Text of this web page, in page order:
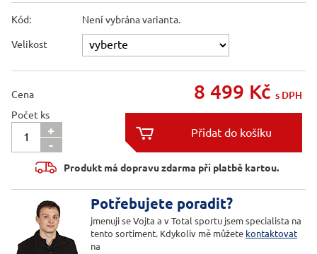
Kód: Není vybrána varianta.
Velikost
Cena 8 499 Kč s DPH
Počet ks
+
-


Produkt má dopravu zdarma při platbě kartou.
Potřebujete poradit?
jmenuji se Vojta a v Total sportu jsem specialista na
tento sortiment. Kdykoliv mě můžete kontaktovat
na